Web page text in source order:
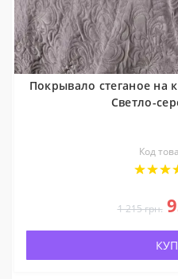
Покрывало стеганое на
Светло-
Код
1 215 грн.